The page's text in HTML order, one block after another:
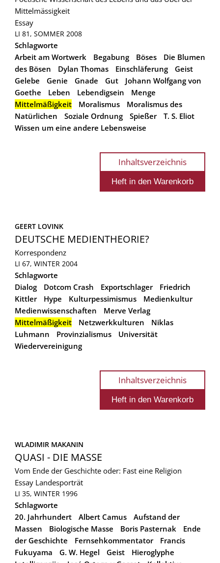
Mittelmässigkeit
Essay
LI 81, SOMMER 2008
Schlagworte
Arbeit am Wortwerk
Begabung Böses
Die Blumen
des Bösen
Dylan Thomas Einschläferung
Geist
Gelebe
Genie Gnade Gut
Johann Wolfgang von
Goethe
Leben Lebendigsein
Menge
Mittelmäßigkeit
Moralismus
Moralismus des
Natürlichen
Soziale Ordnung Spießer
T. S. Eliot
Wissen um eine andere Lebensweise
Inhaltsverzeichnis
GEERT LOVINK
DEUTSCHE MEDIENTHEORIE?
Korrespondenz
LI 67, WINTER 2004
Schlagworte
Dialog
Dotcom Crash Exportschlager
Friedrich
Kittler
Hype Kulturpessimismus
Medienkultur
Medienwissenschaften
Merve Verlag
Mittelmäßigkeit
Netzwerkkulturen
Niklas
Luhmann
Provinzialismus
Universität
Wiedervereinigung
Inhaltsverzeichnis
WLADIMIR MAKANIN
QUASI - DIE MASSE
Vom Ende der Geschichte oder: Fast eine Religion
Essay Landesporträt
LI 35, WINTER 1996
Schlagworte
20. Jahrhundert
Albert Camus
Aufstand der
Massen
Biologische Masse Boris Pasternak
Ende
der Geschichte
Fernsehkommentator
Francis
Fukuyama
G. W. Hegel Geist
Hieroglyphe